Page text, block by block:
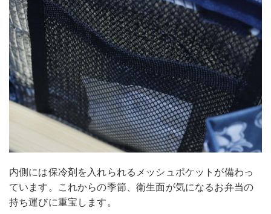
内側には保冷剤を入れられるメッシュポケットが備わっ
ています。これからの季節、衛生面が気になるお弁当の
持ち運びに重宝します。